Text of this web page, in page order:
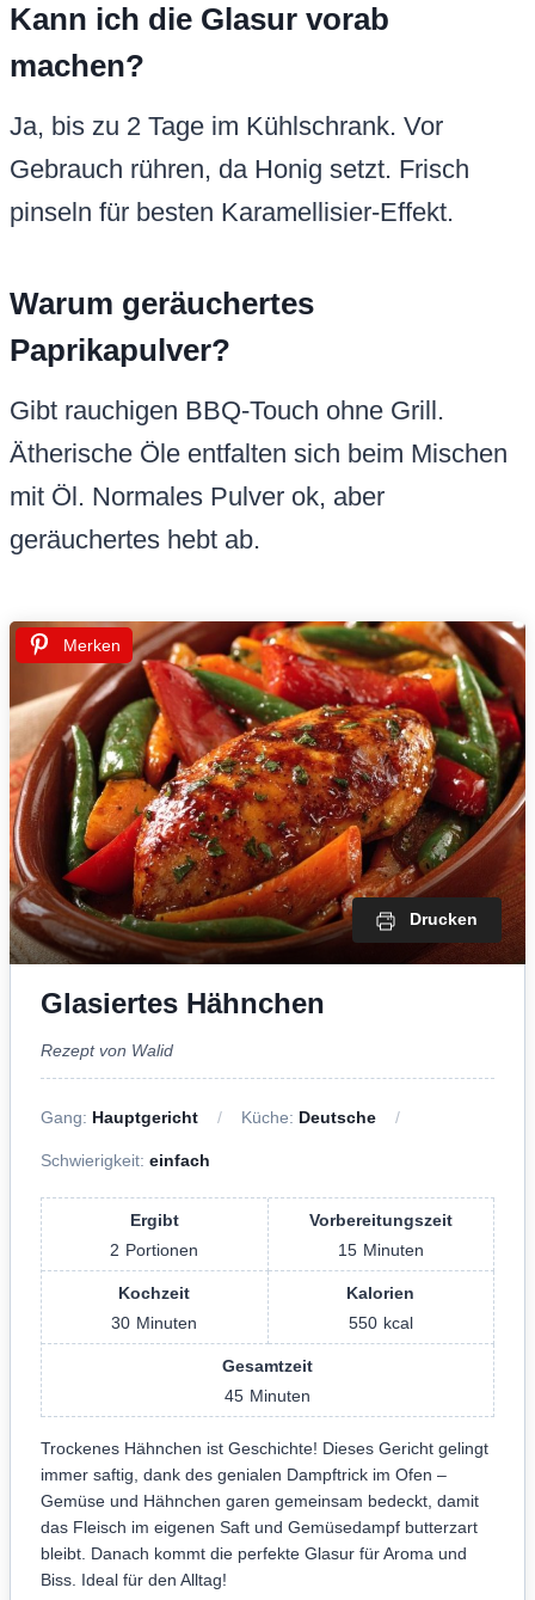
Kann ich die Glasur vorab
machen?
Ja, bis zu 2 Tage im Kühlschrank. Vor
Gebrauch rühren, da Honig setzt. Frisch
pinseln für besten Karamellisier-Effekt.
Warum geräuchertes
Paprikapulver?
Gibt rauchigen BBQ-Touch ohne Grill.
Ätherische Öle entfalten sich beim Mischen
mit Öl. Normales Pulver ok, aber
geräuchertes hebt ab.
Merken
Drucken
Glasiertes Hähnchen
Rezept von Walid
Gang: Hauptgericht Küche: Deutsche
Schwierigkeit: einfach
Ergibt
2 Portionen
Vorbereitungszeit
15 Minuten
Kochzeit
30 Minuten
Kalorien
550 kcal
Gesamtzeit
45 Minuten
Trockenes Hähnchen ist Geschichte! Dieses Gericht gelingt
immer saftig, dank des genialen Dampftrick im Ofen –
Gemüse und Hähnchen garen gemeinsam bedeckt, damit
das Fleisch im eigenen Saft und Gemüsedampf butterzart
bleibt. Danach kommt die perfekte Glasur für Aroma und
Biss. Ideal für den Alltag!